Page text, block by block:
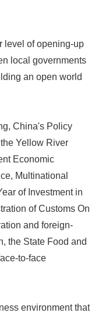
level of opening-up
local governments
an open world
China's Policy
Yellow River
Economic
Multinational
of Investment in
of Customs On
and foreign-
the State Food and
to-face
environment that